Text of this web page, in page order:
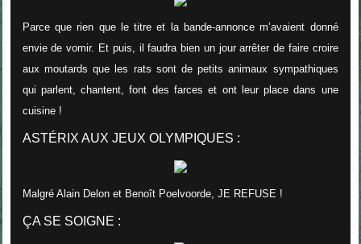
Parce que rien que le titre et la bande-annonce m’avaient donné
envie de vomir. Et puis, il faudra bien un jour arrêter de faire croire
aux moutards que les rats sont de petits animaux sympathiques
qui parlent, chantent, font des farces et ont leur place dans une
cuisine !
ASTÉRIX AUX JEUX OLYMPIQUES :
Malgré Alain Delon et Benoît Poelvoorde, JE REFUSE !
ÇA SE SOIGNE :